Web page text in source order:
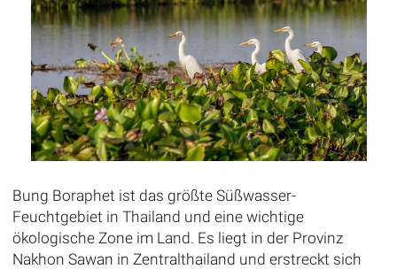
Bung Boraphet ist das größte Süßwasser-
Feuchtgebiet in Thailand und eine wichtige
ökologische Zone im Land. Es liegt in der Provinz
Nakhon Sawan in Zentralthailand und erstreckt sich